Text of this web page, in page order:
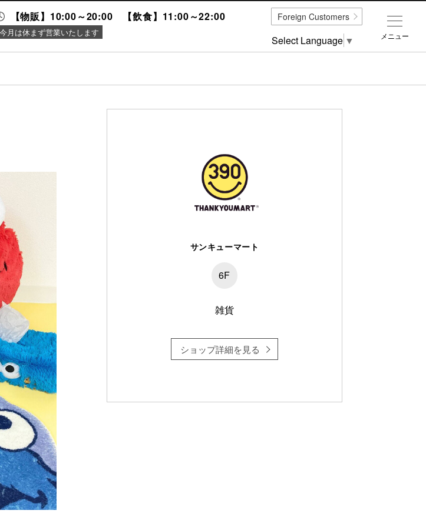
【物販】10:00～20:00 【飲食】11:00～22:00
今月は休まず営業いたします
サンキューマート
6F
雑貨
ショップ詳細を見る
メニュー
Foreign Customers
Select Language ▼